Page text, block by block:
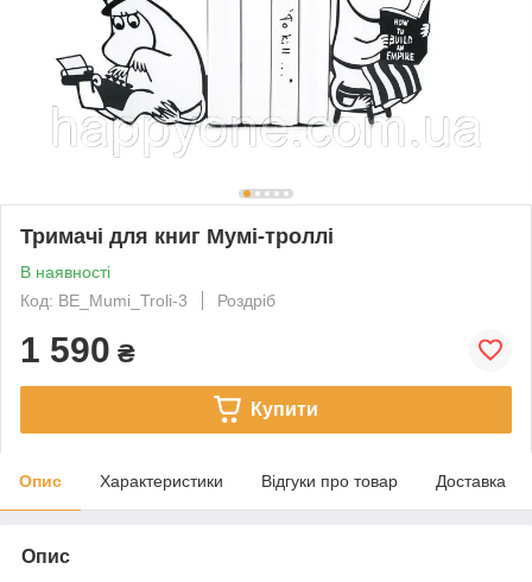
Тримачі для книг Мумі-троллі
В наявності
Код: BE_Mumi_Troli-3
Роздріб
1 590 ₴
Купити
Опис Характеристики Відгуки про товар Доставка
Опис